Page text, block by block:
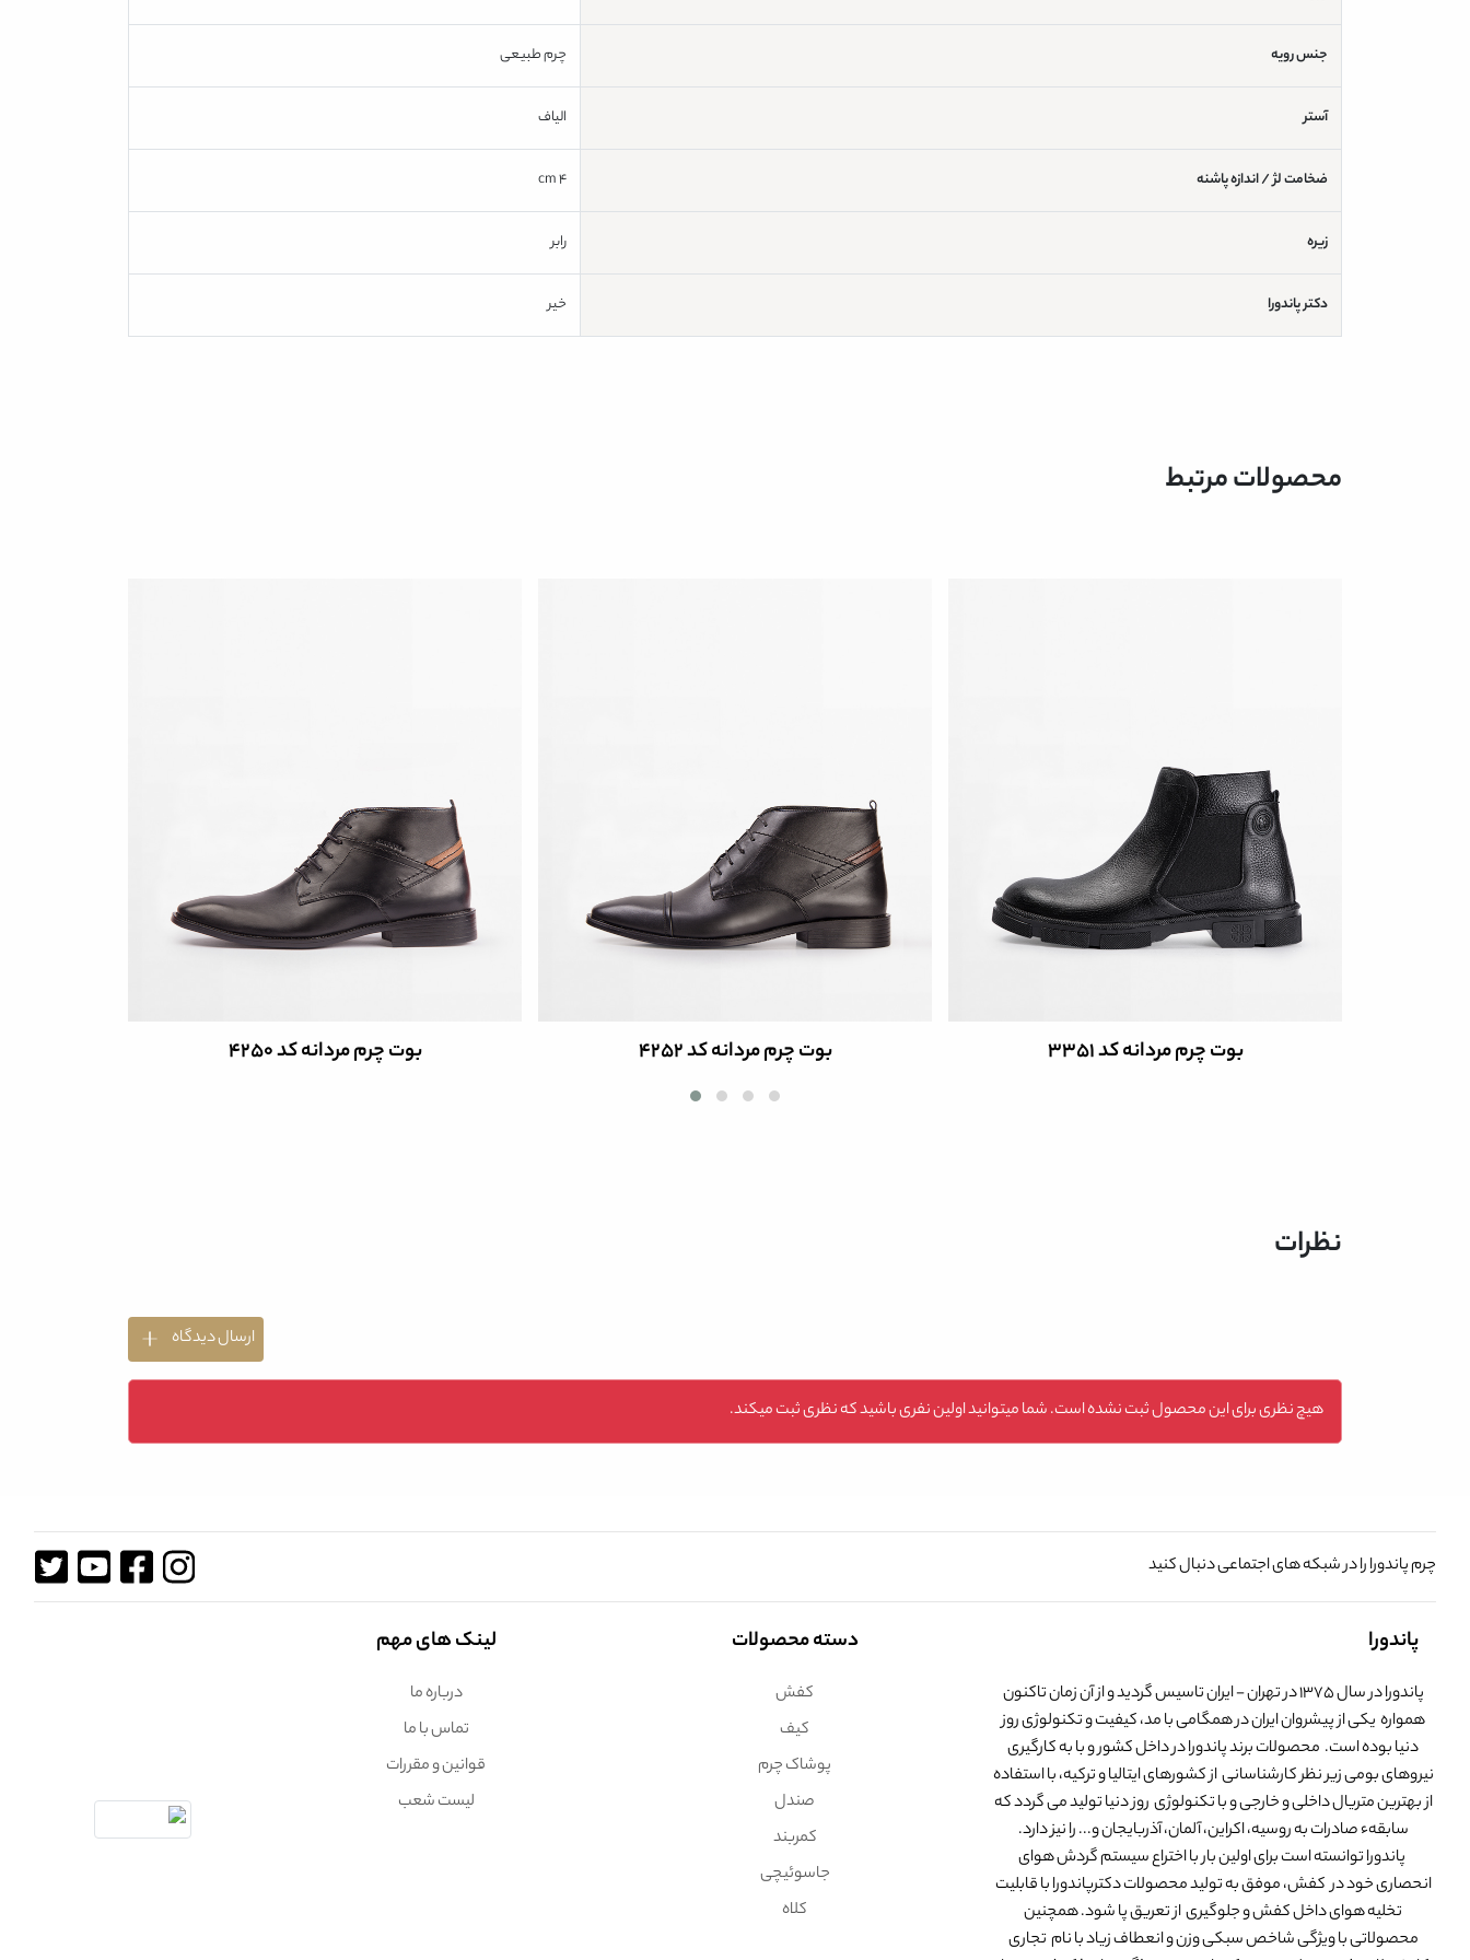
جنس رویه چرم طبیعی
آستر الیاف
ضخامت لژ / اندازه پاشنه 4 cm
زیره رابر
دکتر پاندورا خیر
محصولات مرتبط
بوت چرم مردانه کد 3351 بوت چرم مردانه کد 4252 بوت چرم مردانه کد 4250
نظرات
ارسال دیدگاه
هیچ نظری برای این محصول ثبت نشده است. شما میتوانید اولین نفری باشید که نظری ثبت میکند.
چرم پاندورا را در شبکه های اجتماعی دنبال کنید
پاندورا
پاندورا در سال 1375 در تهران - ایران تاسیس گردید و از آن زمان تاکنون
همواره یکی از پیشروان ایران در همگامی با مد، کیفیت و تکنولوژی روز
دنیا بوده است. محصولات برند پاندورا در داخل کشور و با به کارگیری
نیروهای بومی زیر نظر کارشناسانی از کشورهای ایتالیا و ترکیه، با استفاده
از بهترین متریال داخلی و خارجی و با تکنولوژی روز دنیا تولید می گردد که
سابقهء صادرات به روسیه، اکراین، آلمان، آذربایجان و... را نیز دارد.
پاندورا توانسته است برای اولین بار با اختراع سیستم گردش هوای
انحصاری خود در کفش، موفق به تولید محصولات دکترپاندورا با قابلیت
تخلیه هوای داخل کفش و جلوگیری از تعریق پا شود. همچنین
محصولاتی با ویژگی شاخص سبکی وزن و انعطاف زیاد با نام تجاری
دسته محصولات
کفش
کیف
پوشاک چرم
صندل
کمربند
جاسوئیچی
کلاه
لینک های مهم
درباره ما
تماس با ما
قوانین و مقررات
لیست شعب